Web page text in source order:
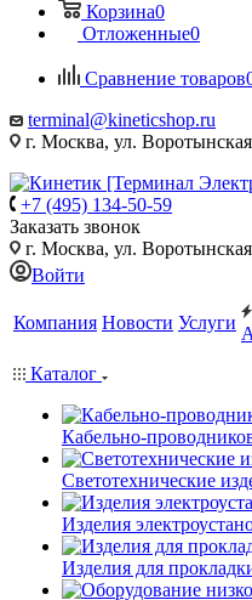
Корзина0
Отложенные0
Сравнение товаров
terminal@kineticshop.ru
г. Москва, ул.
+7 (495) 134-50-59
Заказать звонок
г. Москва, ул.
Войти
Компания Новости Услуги
Каталог
Кабельно-
Светотехнические
Изделия
Изделия для